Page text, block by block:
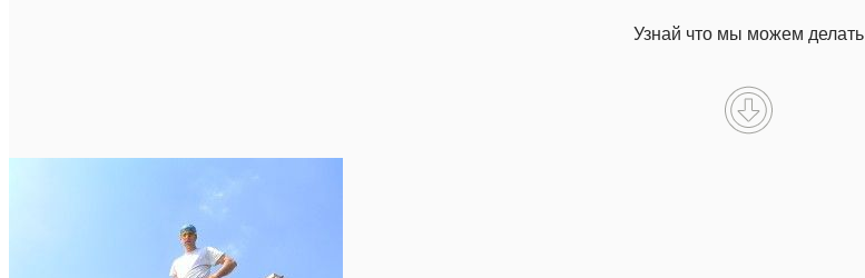
Узнай что мы можем делать